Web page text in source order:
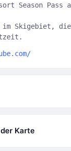
Season Pass
im Skigebiet, die
Karte